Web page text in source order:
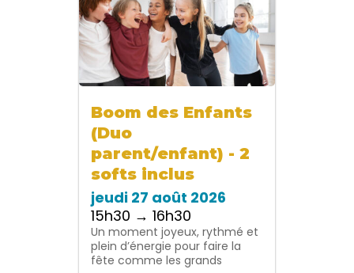
Boom des Enfants
(Duo
parent/enfant) - 2
softs inclus
jeudi 27 août 2026
15h30 → 16h30
Un moment joyeux, rythmé et
plein d’énergie pour faire la
fête comme les grands